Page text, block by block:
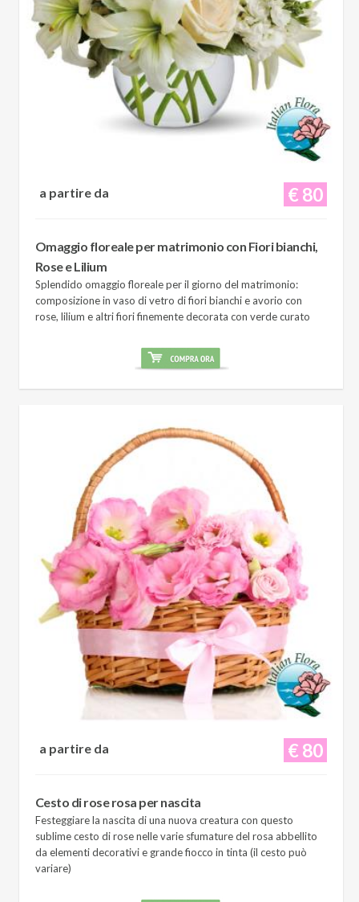
€ 80
a partire da
Omaggio floreale per matrimonio con Fiori bianchi,
Rose e Lilium
Splendido omaggio floreale per il giorno del matrimonio:
composizione in vaso di vetro di fiori bianchi e avorio con
rose, lilium e altri fiori finemente decorata con verde curato
€ 80
a partire da
Cesto di rose rosa per nascita
Festeggiare la nascita di una nuova creatura con questo
sublime cesto di rose nelle varie sfumature del rosa abbellito
da elementi decorativi e grande fiocco in tinta (il cesto può
variare)